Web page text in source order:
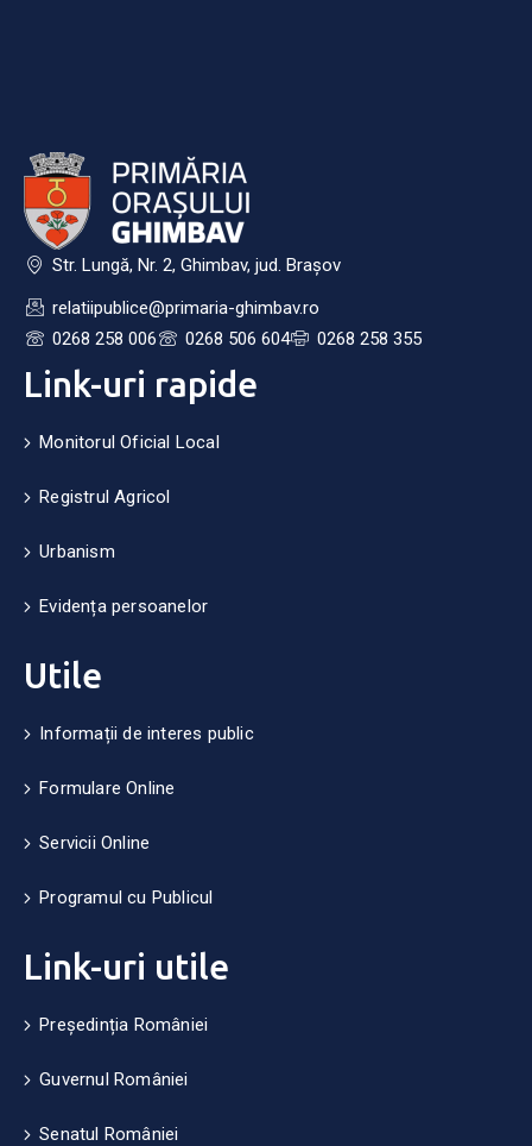
Str. Lungă, Nr. 2, Ghimbav, jud. Brașov
relatiipublice@primaria-ghimbav.ro
0268 258 006
0268 506 604 0268 258 355
Link-uri rapide
Monitorul Oficial Local
Registrul Agricol
Urbanism
Evidența persoanelor
Utile
Informații de interes public
Formulare Online
Servicii Online
Programul cu Publicul
Link-uri utile
Președinția României
Guvernul României
Senatul României